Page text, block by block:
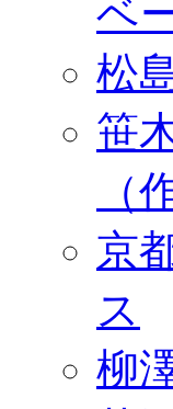
ベ
松
笹
（
京
ス
柳